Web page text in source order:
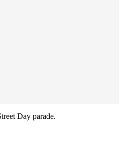
Day parade.